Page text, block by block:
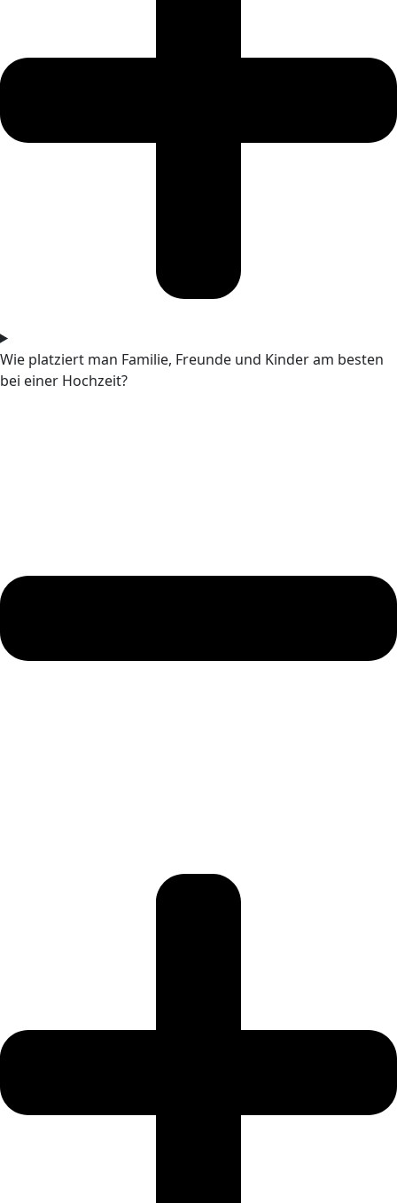
Wie platziert man Familie, Freunde und Kinder am besten
bei einer Hochzeit?